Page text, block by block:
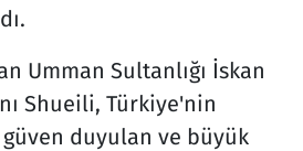
Umman Sultanlığı İskan
Shueili, Türkiye'nin
duyulan ve büyük